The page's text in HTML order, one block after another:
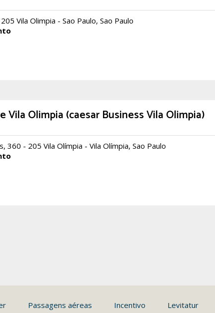
Vila Olimpia - Sao Paulo, Sao Paulo
Vila Olimpia (caesar Business Vila Olimpia)
360 - 205 Vila Olímpia - Vila Olímpia, Sao Paulo
Passagens aéreas Incentivo Levitatur